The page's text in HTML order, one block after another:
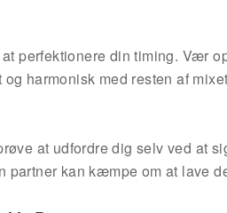
perfektionere din timing. Vær
harmonisk med resten af
at udfordre dig selv ved at
partner kan kæmpe om at lave